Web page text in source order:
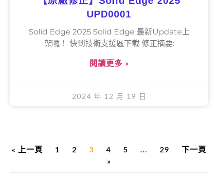
UPD0001
Solid Edge 2025 Solid Edge 最新Update上
架囉！ 快到技術支援區下載 修正摘要:
閱讀更多 »
2024 年 12 月 19 日
« 上一頁 1 2 3 4 5 ... 29
下一頁
»